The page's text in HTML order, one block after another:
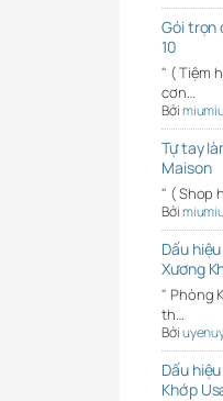
Gói trọn
10
" ( Tiệm
cơn…
Bởi
Tự tay
Maison
" ( Shop
Bởi
Dấu
Xương
" Phòng
th…
Bởi
Dấu
Khớp